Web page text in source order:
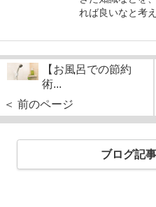
れば良いなと考
【お風呂での節約
術...
＜ 前のページ
ブログ記